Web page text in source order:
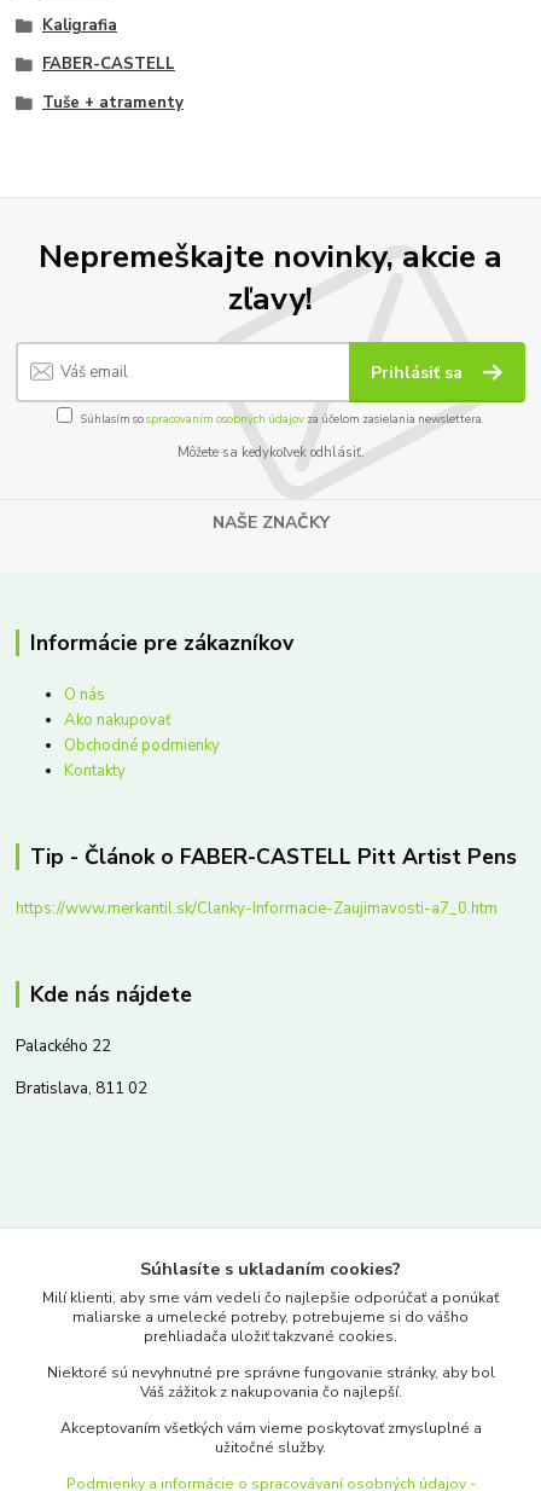
Kaligrafia
FABER-CASTELL
Tuše + atramenty
Nepremeškajte novinky, akcie a
zľavy!
Prihlásiť sa
Súhlasím sospracovaním osobných údajov za účelom zasielania newslettera.
Môžete sa kedykoľvek odhlásiť.
NAŠE ZNAČKY
Informácie pre zákazníkov
O nás
Ako nakupovať
Obchodné podmienky
Kontakty
Tip - Článok o FABER-CASTELL Pitt Artist Pens
https://www.merkantil.sk/Clanky-Informacie-Zaujimavosti-a7_0.htm
Kde nás nájdete
Palackého 22
Bratislava, 811 02
www.merkantil.sk
Pondelok-Piatok: 9.00-17.00hod.
objednavky@merkantil-obchod.sk
Súhlasíte s ukladaním cookies?
Milí klienti, aby sme vám vedeli čo najlepšie odporúčať a ponúkať
maliarske a umelecké potreby, potrebujeme si do vášho
prehliadača uložiť takzvané cookies.
Niektoré sú nevyhnutné pre správne fungovanie stránky, aby bol
Váš zážitok z nakupovania čo najlepší.
Akceptovaním všetkých vám vieme poskytovať zmysluplné a
užitočné služby.
Podmienky a informácie o spracovávaní osobných údajov -